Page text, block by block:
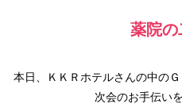
薬院の
本日、ＫＫＲホテルさんの中の
次会のお手伝い